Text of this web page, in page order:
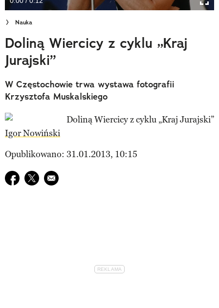
Cuda Polski
Wielki Konkurs Fotograficzny
Trendbook Podróżniczy
Polecane
Nauka
Doliną Wiercicy z cyklu „Kraj
Jurajski”
W Częstochowie trwa wystawa fotografii
Krzysztofa Muskalskiego
Igor Nowiński
Opublikowano: 31.01.2013, 10:15
Udostępnij na facebook
Udostępnij na twitter
E-mail do przyjaciela